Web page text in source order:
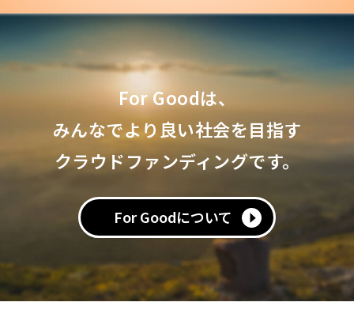
For Goodは、
みんなでより良い社会を目指す
クラウドファンディングです。
For Goodについて